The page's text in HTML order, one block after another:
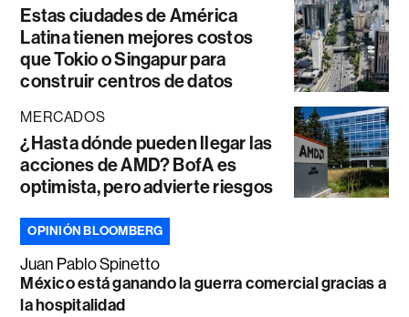
Estas ciudades de América
Latina tienen mejores costos
que Tokio o Singapur para
construir centros de datos
MERCADOS
¿Hasta dónde pueden llegar las
acciones de AMD? BofA es
optimista, pero advierte riesgos
OPINIÓN BLOOMBERG
Juan Pablo Spinetto
México está ganando la guerra comercial gracias a
la hospitalidad